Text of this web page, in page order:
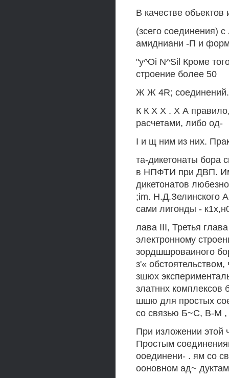
В качестве
(зсего соединения)
амидниани -П и
"y^Oi N^Sil Кроме
строение более 50
Ж Ж 4R; соединений.
К К X X . X А
расчетами, либо од-
I и щ ним из них.
та-дикетонаты
в НПФТИ при ДВП.
дикетонатов
;im. Н.Д.Зелинского
сами лигонды -
лава III, Третья
электронному
зордшшроваиного
з'«
зшюх
златннх комплексов
шшю для простых
со связью Б~С, В-М
При изложении этой
Простым
ооединени- . ям со
ооновном ад~